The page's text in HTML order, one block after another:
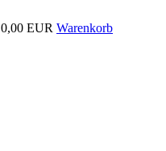
0,00 EUR Warenkorb